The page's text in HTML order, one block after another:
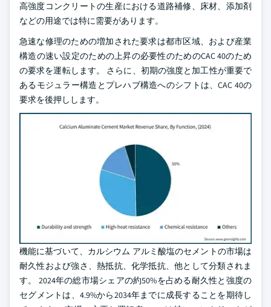
高強度コンクリートの生産における道路補修、床材、添加剤
などの用途では特に需要があります。
急速な修理のための増加された要求は都市区域、および産業
構造の速い設定のための上昇の必要性のためのCAC 40のため
の要求を運転します。 さらに、初期の強度と加工性が重要で
あるモジュラー構造とプレハブ構造へのシフトは、CAC 40の
要求を後押しします。
機能に基づいて、カルシウム アルミ酸塩のセメントの市場は
耐久性および強さ、熱抵抗、化学抵抗、他として分類されま
す。 2024年の総市場シェアの約50%を占める耐久性と強度の
セグメントは、4.9%から2034年までに成長することを期待し